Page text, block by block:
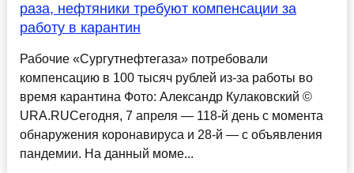
раза, нефтяники требуют компенсации за
работу в карантин
Рабочие «Сургутнефтегаза» потребовали
компенсацию в 100 тысяч рублей из-за работы во
время карантина Фото: Александр Кулаковский ©
URA.RUСегодня, 7 апреля — 118-й день с момента
обнаружения коронавируса и 28-й — с объявления
пандемии. На данный моме...